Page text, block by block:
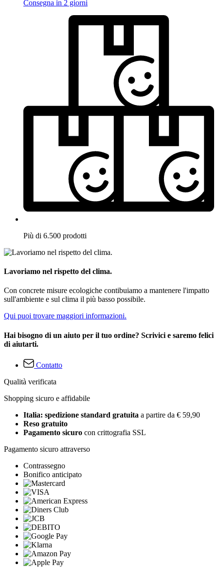
Consegna in 2 giorni
Più di 6.500 prodotti
Lavoriamo nel rispetto del clima.
Con concrete misure ecologiche contibuiamo a mantenere l'impatto
sull'ambiente e sul clima il più basso possibile.
Qui puoi trovare maggiori informazioni.
Hai bisogno di un aiuto per il tuo ordine? Scrivici e saremo felici
di aiutarti.
Contatto
Qualità verificata
Shopping sicuro e affidabile
Italia: spedizione standard gratuita a partire da € 59,90
Reso gratuito
Pagamento sicuro con crittografia SSL
Pagamento sicuro attraverso
Contrassegno
Bonifico anticipato